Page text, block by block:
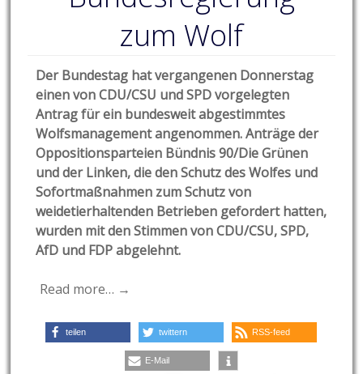
zum Wolf
Der Bundestag hat vergangenen Donnerstag
einen von CDU/CSU und SPD vorgelegten
Antrag für ein bundesweit abgestimmtes
Wolfsmanagement angenommen. Anträge der
Oppositionsparteien Bündnis 90/Die Grünen
und der Linken, die den Schutz des Wolfes und
Sofortmaßnahmen zum Schutz von
weidetierhaltenden Betrieben gefordert hatten,
wurden mit den Stimmen von CDU/CSU, SPD,
AfD und FDP abgelehnt.
Read more… →
teilen twittern RSS-feed
E-Mail